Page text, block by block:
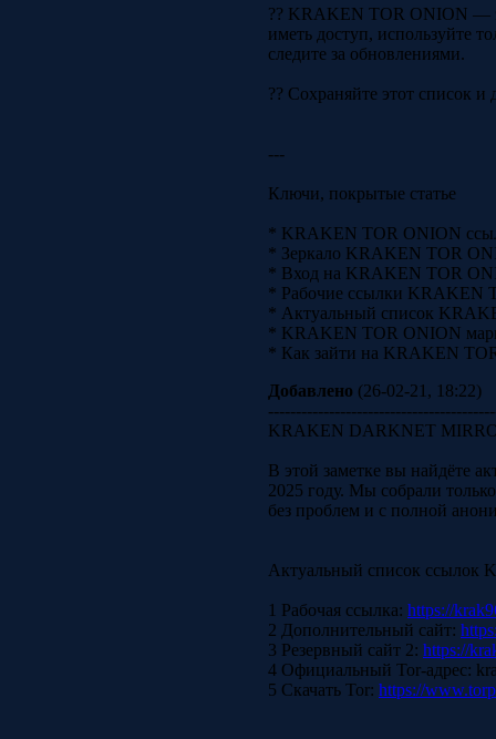
?? KRAKEN TOR ONION —
иметь доступ, используйте
следите за обновлениями.
?? Сохраняйте этот список и
---
Ключи, покрытые статье
* KRAKEN TOR ONION
* Зеркало KRAKEN TOR
* Вход на KRAKEN TOR
* Рабочие ссылки KRAKEN
* Актуальный список
* KRAKEN TOR ONION
* Как зайти на KRAKEN
Добавлено (26-02-21, 18:22)
KRAKEN DARKNET
В этой заметке вы найдёте
2025 году. Мы собрали
без проблем и с полной
Актуальный список
1 Рабочая ссылка: https://
2 Дополнительный сайт:
3 Резервный сайт 2: https://
4 Официальный Tor-адрес:
5 Скачать Tor: https://